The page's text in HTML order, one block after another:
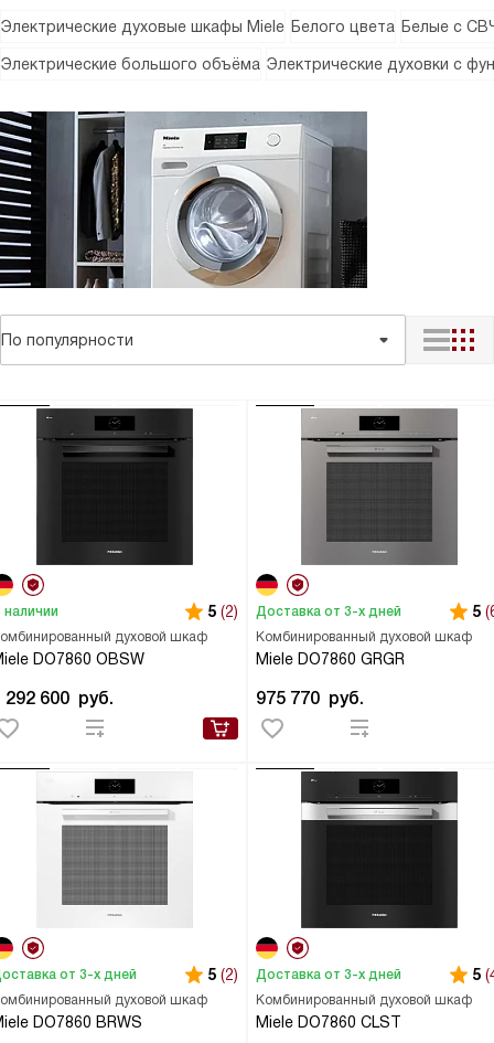
Электрические духовые шкафы Miele Белого цвета Белые с
Электрические большого объёма Электрические духовки с
По популярности
духовой шкаф
DO7860 OBSW
наличии 5 (2)
292 600 руб.
Комбинированный духовой шкаф
Miele DO7860 GRGR
Доставка от 3-х дней 5
975 770 руб.
духовой шкаф
DO7860 BRWS
от 3-х дней 5 (2)
Комбинированный духовой шкаф
Miele DO7860 CLST
Доставка от 3-х дней 5